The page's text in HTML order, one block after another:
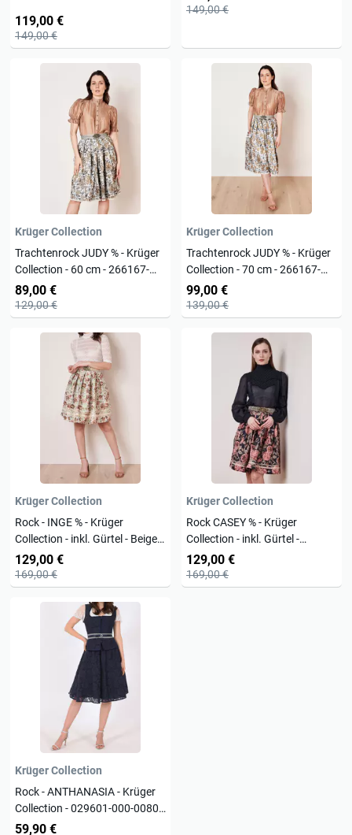
119,00 €
149,00 €
149,00 €
Krüger Collection
Trachtenrock JUDY % - Krüger
Collection - 60 cm - 266167-
060-0007
89,00 €
129,00 €
Krüger Collection
Trachtenrock JUDY % - Krüger
Collection - 70 cm - 266167-
070-0007
99,00 €
139,00 €
Krüger Collection
Rock - INGE % - Krüger
Collection - inkl. Gürtel - Beige -
261165-000-0023 -
Trachtenrock
129,00 €
169,00 €
Krüger Collection
Rock CASEY % - Krüger
Collection - inkl. Gürtel -
261065-000-0833 -
Trachtenrock
129,00 €
169,00 €
Krüger Collection
Rock - ANTHANASIA - Krüger
Collection - 029601-000-0080 -
Trachtenrock - Spitzenrock
59,90 €